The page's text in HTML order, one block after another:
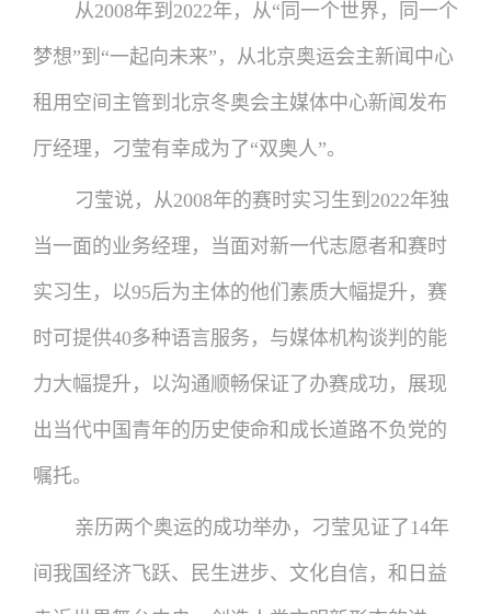
从2008年到2022年，从“同一个世界，同一个
梦想”到“一起向未来”，从北京奥运会主新闻中心
租用空间主管到北京冬奥会主媒体中心新闻发布
厅经理，刁莹有幸成为了“双奥人”。
刁莹说，从2008年的赛时实习生到2022年独
当一面的业务经理，当面对新一代志愿者和赛时
实习生，以95后为主体的他们素质大幅提升，赛
时可提供40多种语言服务，与媒体机构谈判的能
力大幅提升，以沟通顺畅保证了办赛成功，展现
出当代中国青年的历史使命和成长道路不负党的
嘱托。
亲历两个奥运的成功举办，刁莹见证了14年
间我国经济飞跃、民生进步、文化自信，和日益